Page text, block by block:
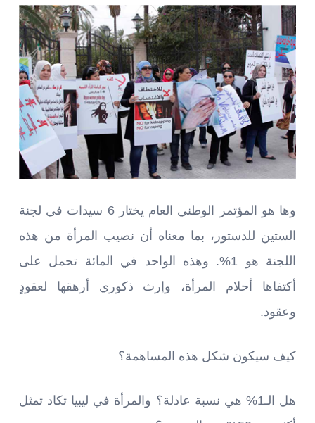
وها هو المؤتمر الوطني العام يختار 6 سيدات في لجنة
الستين للدستور، بما معناه أن نصيب المرأة من هذه
اللجنة هو 1%. وهذه الواحد في المائة تحمل على
أكتفاها أحلام المرأة، وإرث ذكوري أرهقها لعقودٍ
وعقود.
كيف سيكون شكل هذه المساهمة؟
هل الـ1% هي نسبة عادلة؟ والمرأة في ليبيا تكاد تمثل